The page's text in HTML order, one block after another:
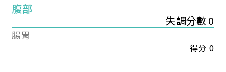
腹部
失調分數 0
腸胃
得分 0